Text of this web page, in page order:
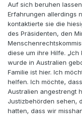
Auf sich beruhen
Erfahrungen allerdings
kontaktierte sie die
des Präsidenten, den
diese um ihre Hilfe.
wurde in Australien
Familie ist hier. Ich
helfen. Ich möchte,
Australien angestrengt
Justizbehörden sehen,
hatten, dass wir